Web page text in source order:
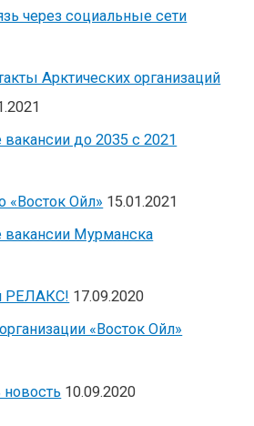
через социальные сети
Арктических организаций
вакансии до 2035 с 2021
«Восток Ойл» 15.01.2021
вакансии Мурманска
РЕЛАКС! 17.09.2020
«Восток Ойл»
10.09.2020